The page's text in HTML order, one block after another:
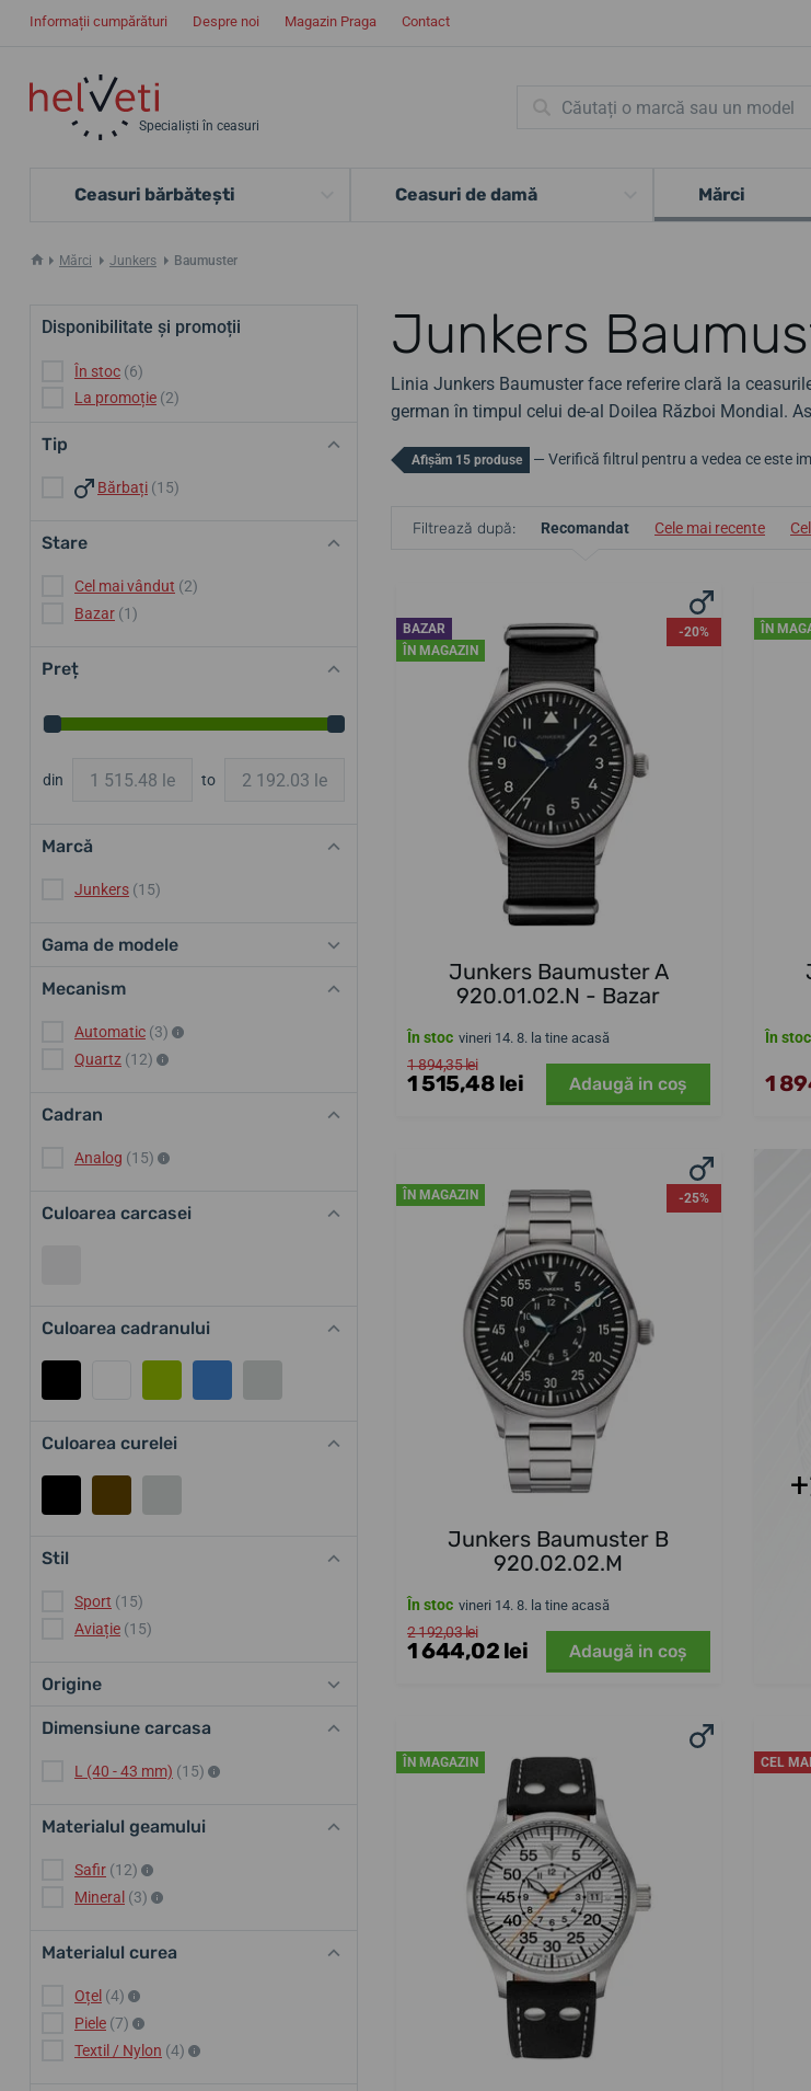
Informații cumpărături Despre noi Magazin Praga Contact
Specialiști în ceasuri
Ceasuri bărbătești Ceasuri de damă Mărci
Mărci Junkers Baumuster
Junkers
Linia Junkers Baumuster face referire clară la
german în timpul celui de-al Doilea Război Mondial.
Disponibilitate și promoții
În stoc (6)
La promoție (2)
Tip
Bărbați (15)
Stare
Cel mai vândut (2)
Bazar (1)
Preț
din to
Marcă
Junkers (15)
Gama de modele
Mecanism
Automatic (3)
Quartz (12)
Cadran
Analog (15)
Culoarea carcasei
Culoarea cadranului
Culoarea curelei
Stil
Sport (15)
Aviație (15)
Origine
Dimensiune carcasa
L (40 - 43 mm) (15)
Materialul geamului
Safir (12)
Mineral (3)
Materialul curea
Oțel (4)
Piele (7)
Textil / Nylon (4)
Afișăm 15 produse — Verifică filtrul pentru a vedea ce este
Filtrează după: Recomandat Cele mai recente
BAZAR
ÎN MAGAZIN
-20%
Junkers Baumuster A
920.01.02.N - Bazar
În stoc vineri 14. 8. la tine acasă
1 894,35 lei
1 515,48 lei Adaugă in coş
ÎN
În stoc
1
ÎN MAGAZIN -25%
Junkers Baumuster B
920.02.02.M
În stoc vineri 14. 8. la tine acasă
2 192,03 lei
1 644,02 lei Adaugă in coş
ÎN MAGAZIN CEL